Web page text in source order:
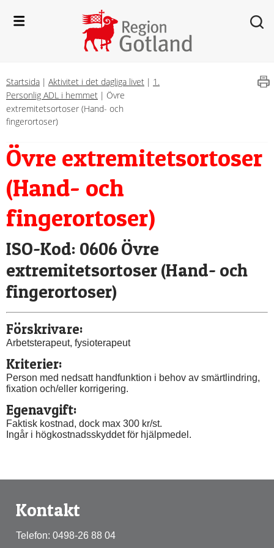
Startsida | Aktivitet i det dagliga livet | 1.
Personlig ADL i hemmet | Övre
extremitetsortoser (Hand- och
fingerortoser)
Övre extremitetsortoser
(Hand- och
fingerortoser)
ISO-Kod: 0606 Övre
extremitetsortoser (Hand- och
fingerortoser)
Förskrivare:
Arbetsterapeut, fysioterapeut
Kriterier:
Person med nedsatt handfunktion i behov av smärtlindring,
fixation och/eller korrigering.
Egenavgift:
Faktisk kostnad, dock max 300 kr/st.
Ingår i högkostnadsskyddet för hjälpmedel.
Kontakt
Telefon: 0498-26 88 04